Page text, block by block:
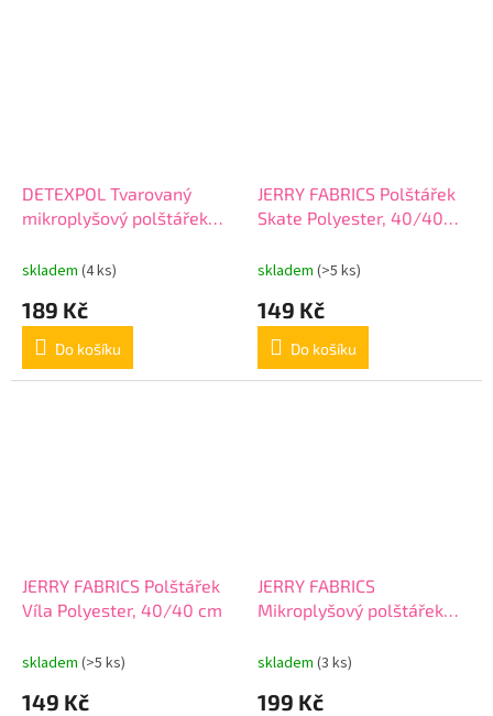
DETEXPOL Tvarovaný
mikroplyšový polštářek
cm
skladem (4 ks)
189 Kč
Do košíku
JERRY FABRICS Polštářek
Skate Polyester, 40/40
skladem (>5 ks)
149 Kč
Do košíku
JERRY FABRICS Polštářek
Víla Polyester, 40/40 cm
skladem (>5 ks)
149 Kč
JERRY FABRICS
Mikroplyšový polštářek
skladem (3 ks)
199 Kč